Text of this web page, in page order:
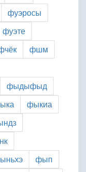
фуэросы
фуэте
фшм
фыдыфыд
фыкиа
фып